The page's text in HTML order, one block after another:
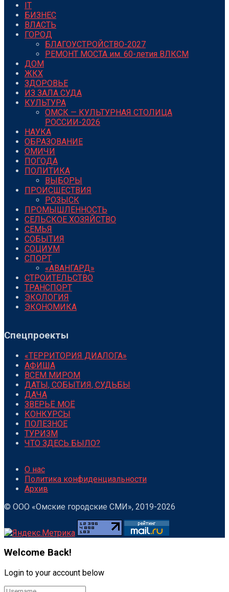
IT
БИЗНЕС
ВЛАСТЬ
ГОРОД
БЛАГОУСТРОЙСТВО-2027
РЕМОНТ МОСТА им. 60-летия ВЛКСМ
ДОМ
ЖКХ
ЗДОРОВЬЕ
ИЗ ЗАЛА СУДА
КУЛЬТУРА
ОМСК — КУЛЬТУРНАЯ СТОЛИЦА
РОССИИ-2026
НАУКА
ОБРАЗОВАНИЕ
ОМИЧИ
ПОГОДА
ПОЛИТИКА
ВЫБОРЫ
ПРОИСШЕСТВИЯ
РОЗЫСК
ПРОМЫШЛЕННОСТЬ
СЕЛЬСКОЕ ХОЗЯЙСТВО
СЕМЬЯ
СОБЫТИЯ
СОЦИУМ
СПОРТ
«АВАНГАРД»
СТРОИТЕЛЬСТВО
ТРАНСПОРТ
ЭКОЛОГИЯ
ЭКОНОМИКА
Спецпроекты
«ТЕРРИТОРИЯ ДИАЛОГА»
АФИША
ВСЕМ МИРОМ
ДАТЫ, СОБЫТИЯ, СУДЬБЫ
ДАЧА
ЗВЕРЬЁ МОЁ
КОНКУРСЫ
ПОЛЕЗНОЕ
ТУРИЗМ
ЧТО ЗДЕСЬ БЫЛО?
О нас
Политика конфиденциальности
Архив
© ООО «Омские городские СМИ», 2019-2026
Welcome Back!
Login to your account below